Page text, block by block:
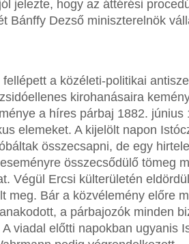
jelezte, hogy az áttérési
Bánffy Dezső miniszterelnök
a közéleti-politikai
kirohanásaira
a híres párbaj 1882. június
elemeket. A kijelölt napon
összecsapni, de egy
összecsődülő tömeg
Végül Ercsi külterületén
meg. Bár a közvélemény előre
a párbajozók minden
viadal előtti napokban ugyanis